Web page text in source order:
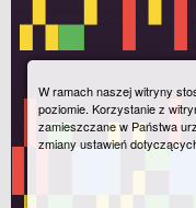
W ramach naszej witryny
poziomie. Korzystanie z
zamieszczane w Państwa
zmiany ustawień